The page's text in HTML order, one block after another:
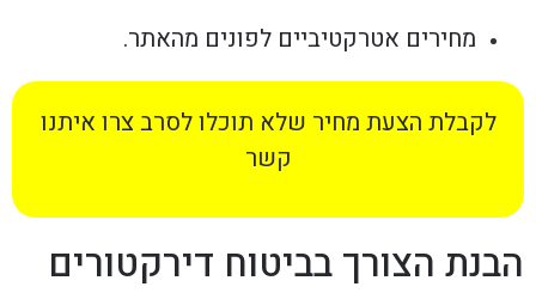
מחירים אטרקטיביים לפונים מהאתר.
לקבלת הצעת מחיר שלא תוכלו לסרב צרו איתנו
קשר
הבנת הצורך בביטוח דירקטורים